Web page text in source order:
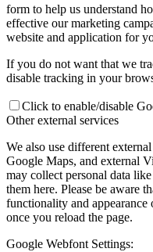
form to help us understand
effective our marketing
website and application for
If you do not want that we
disable tracking in your
Click to enable/disable
Other external services
We also use different
Google Maps, and external
may collect personal data
them here. Please be aware
functionality and
once you reload the page.
Google Webfont Settings: